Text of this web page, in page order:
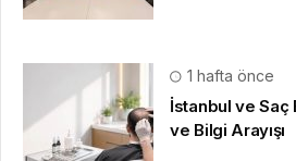
1 hafta önce
İstanbul ve Saç
ve Bilgi Arayışı